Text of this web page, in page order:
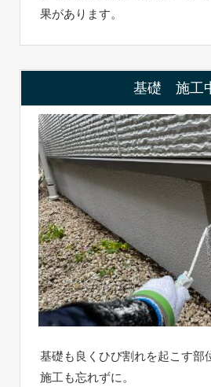
果があります。
基礎 施工
基礎も良くひび割れを起こす部
施工も忘れずに。